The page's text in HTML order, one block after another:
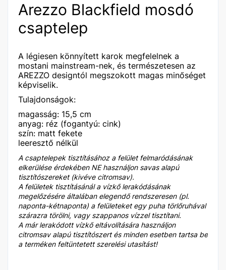
Arezzo Blackfield mosdó
csaptelep
A légiesen könnyített karok megfelelnek a
mostani mainstream-nek, és természetesen az
AREZZO designtól megszokott magas minőséget
képviselik.
Tulajdonságok:
magasság: 15,5 cm
anyag: réz (fogantyú: cink)
szín: matt fekete
leeresztő nélkül
A csaptelepek tisztításához a felület felmaródásának
elkerülése érdekében NE használjon savas alapú
tisztítószereket (kivéve citromsav).
A felületek tisztításánál a vízkő lerakódásának
megelőzésére általában elegendő rendszeresen (pl.
naponta-kétnaponta) a felületeket egy puha törlőruhával
szárazra törölni, vagy szappanos vízzel tisztítani.
A már lerakódott vízkő eltávolítására használjon
citromsav alapú tisztítószert és minden esetben tartsa be
a terméken feltüntetett szerelési utasítást!